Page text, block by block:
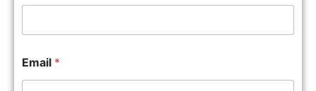
Email *